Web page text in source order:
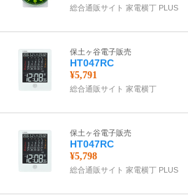
総合通販サイト 家電横丁 PLUS
保土ヶ谷電子販売
HT047RC
¥5,791
総合通販サイト 家電横丁
保土ヶ谷電子販売
HT047RC
¥5,798
総合通販サイト 家電横丁 PLUS